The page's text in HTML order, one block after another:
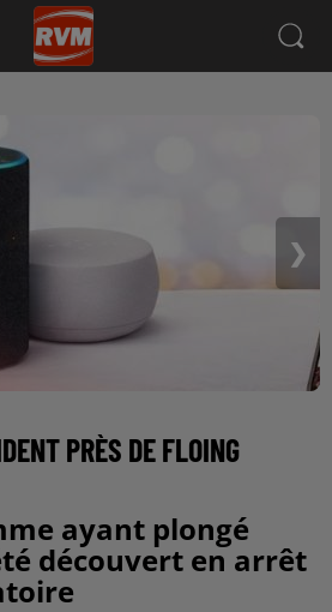
❯
PRÈS DE FLOING
ayant plongé
découvert en arrêt